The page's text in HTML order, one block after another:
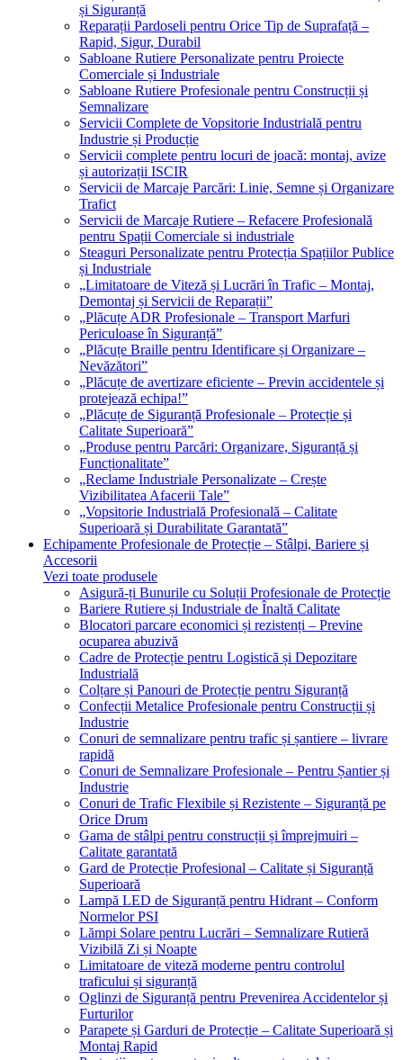
și Siguranță
Reparații Pardoseli pentru Orice Tip de Suprafață –
Rapid, Sigur, Durabil
Sabloane Rutiere Personalizate pentru Proiecte
Comerciale și Industriale
Sabloane Rutiere Profesionale pentru Construcții și
Semnalizare
Servicii Complete de Vopsitorie Industrială pentru
Industrie și Producție
Servicii complete pentru locuri de joacă: montaj, avize
și autorizații ISCIR
Servicii de Marcaje Parcări: Linie, Semne și Organizare
Trafict
Servicii de Marcaje Rutiere – Refacere Profesională
pentru Spații Comerciale si industriale
Steaguri Personalizate pentru Protecția Spațiilor Publice
și Industriale
„Limitatoare de Viteză și Lucrări în Trafic – Montaj,
Demontaj și Servicii de Reparații”
„Plăcuțe ADR Profesionale – Transport Marfuri
Periculoase în Siguranță”
„Plăcuțe Braille pentru Identificare și Organizare –
Nevăzători”
„Plăcuțe de avertizare eficiente – Previn accidentele și
protejează echipa!”
„Plăcuțe de Siguranță Profesionale – Protecție și
Calitate Superioară”
„Produse pentru Parcări: Organizare, Siguranță și
Funcționalitate”
„Reclame Industriale Personalizate – Crește
Vizibilitatea Afacerii Tale”
„Vopsitorie Industrială Profesională – Calitate
Superioară și Durabilitate Garantată”
Echipamente Profesionale de Protecție – Stâlpi, Bariere și
Accesorii
Vezi toate produsele
Asigură-ți Bunurile cu Soluții Profesionale de Protecție
Bariere Rutiere și Industriale de Înaltă Calitate
Blocatori parcare economici și rezistenți – Previne
ocuparea abuzivă
Cadre de Protecție pentru Logistică și Depozitare
Industrială
Colțare și Panouri de Protecție pentru Siguranță
Confecții Metalice Profesionale pentru Construcții și
Industrie
Conuri de semnalizare pentru trafic și șantiere – livrare
rapidă
Conuri de Semnalizare Profesionale – Pentru Șantier și
Industrie
Conuri de Trafic Flexibile și Rezistente – Siguranță pe
Orice Drum
Gama de stâlpi pentru construcții și împrejmuiri –
Calitate garantată
Gard de Protecție Profesional – Calitate și Siguranță
Superioară
Lampă LED de Siguranță pentru Hidrant – Conform
Normelor PSI
Lămpi Solare pentru Lucrări – Semnalizare Rutieră
Vizibilă Zi și Noapte
Limitatoare de viteză moderne pentru controlul
traficului și siguranță
Oglinzi de Siguranță pentru Prevenirea Accidentelor și
Furturilor
Parapete și Garduri de Protecție – Calitate Superioară și
Montaj Rapid